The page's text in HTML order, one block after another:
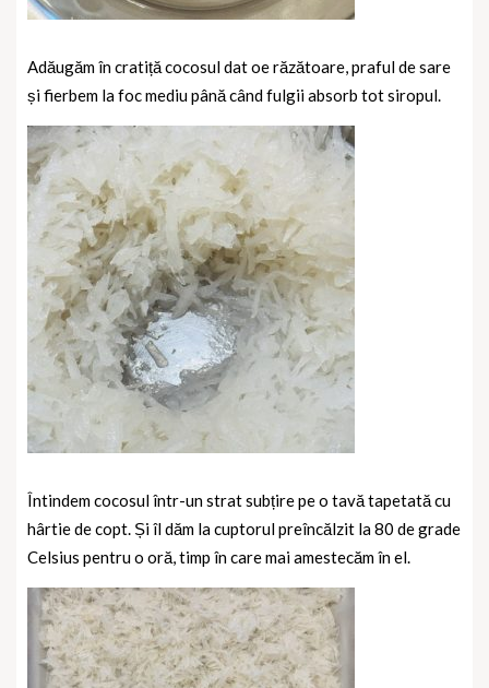
Adăugăm în cratiță cocosul dat oe răzătoare, praful de sare
și fierbem la foc mediu până când fulgii absorb tot siropul.
Întindem cocosul într-un strat subțire pe o tavă tapetată cu
hârtie de copt. Și îl dăm la cuptorul preîncălzit la 80 de grade
Celsius pentru o oră, timp în care mai amestecăm în el.